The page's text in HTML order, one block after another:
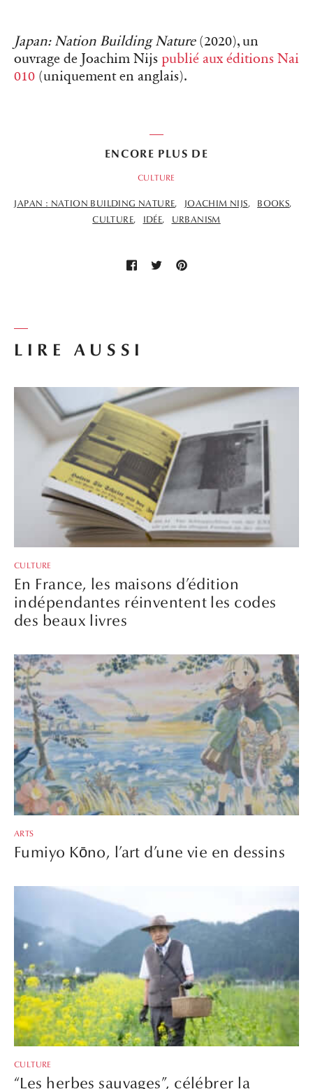
Japan: Nation Building Nature (2020), un
ouvrage de Joachim Nijs publié aux éditions Nai
010 (uniquement en anglais).
LIRE AUSSI
CULTURE
En France, les maisons d’édition
indépendantes réinventent les codes
des beaux livres
ARTS
Fumiyo Kōno, l’art d’une vie en dessins
CULTURE
“Les herbes sauvages”, célébrer la
ENCORE PLUS DE
CULTURE
JAPAN : NATION BUILDING NATURE JOACHIM NIJS
BOOKS
CULTURE
IDÉE URBANISM